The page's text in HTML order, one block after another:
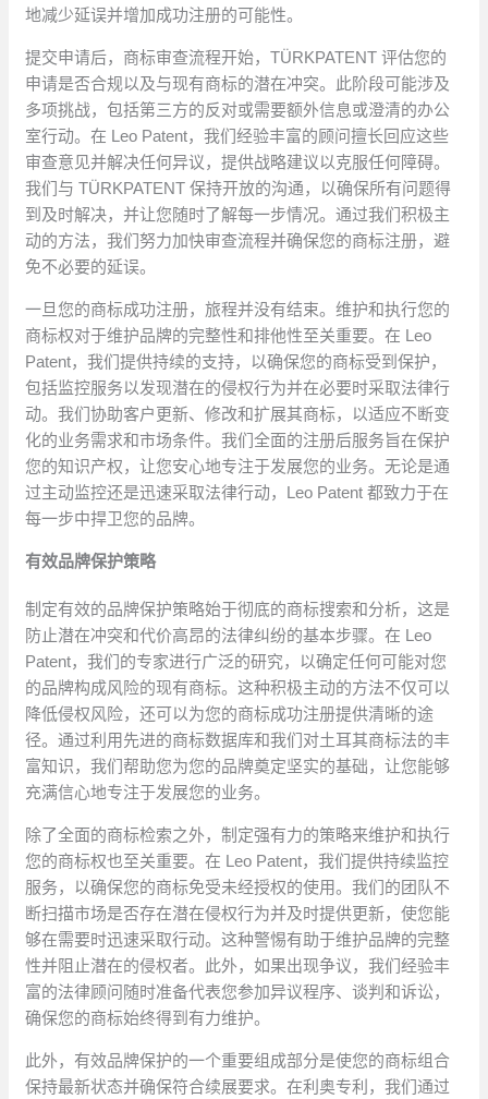
地减少延误并增加成功注册的可能性。
提交申请后，商标审查流程开始，TÜRKPATENT 评估您的
申请是否合规以及与现有商标的潜在冲突。此阶段可能涉及
多项挑战，包括第三方的反对或需要额外信息或澄清的办公
室行动。在 Leo Patent，我们经验丰富的顾问擅长回应这些
审查意见并解决任何异议，提供战略建议以克服任何障碍。
我们与 TÜRKPATENT 保持开放的沟通，以确保所有问题得
到及时解决，并让您随时了解每一步情况。通过我们积极主
动的方法，我们努力加快审查流程并确保您的商标注册，避
免不必要的延误。
一旦您的商标成功注册，旅程并没有结束。维护和执行您的
商标权对于维护品牌的完整性和排他性至关重要。在 Leo
Patent，我们提供持续的支持，以确保您的商标受到保护，
包括监控服务以发现潜在的侵权行为并在必要时采取法律行
动。我们协助客户更新、修改和扩展其商标，以适应不断变
化的业务需求和市场条件。我们全面的注册后服务旨在保护
您的知识产权，让您安心地专注于发展您的业务。无论是通
过主动监控还是迅速采取法律行动，Leo Patent 都致力于在
每一步中捍卫您的品牌。
有效品牌保护策略
制定有效的品牌保护策略始于彻底的商标搜索和分析，这是
防止潜在冲突和代价高昂的法律纠纷的基本步骤。在 Leo
Patent，我们的专家进行广泛的研究，以确定任何可能对您
的品牌构成风险的现有商标。这种积极主动的方法不仅可以
降低侵权风险，还可以为您的商标成功注册提供清晰的途
径。通过利用先进的商标数据库和我们对土耳其商标法的丰
富知识，我们帮助您为您的品牌奠定坚实的基础，让您能够
充满信心地专注于发展您的业务。
除了全面的商标检索之外，制定强有力的策略来维护和执行
您的商标权也至关重要。在 Leo Patent，我们提供持续监控
服务，以确保您的商标免受未经授权的使用。我们的团队不
断扫描市场是否存在潜在侵权行为并及时提供更新，使您能
够在需要时迅速采取行动。这种警惕有助于维护品牌的完整
性并阻止潜在的侵权者。此外，如果出现争议，我们经验丰
富的法律顾问随时准备代表您参加异议程序、谈判和诉讼，
确保您的商标始终得到有力维护。
此外，有效品牌保护的一个重要组成部分是使您的商标组合
保持最新状态并确保符合续展要求。在利奥专利，我们通过